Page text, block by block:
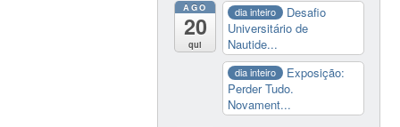
AGO
20
qui
dia inteiro
Desafio
Universitário de
Nautide...
dia inteiro
Exposição:
Perder Tudo.
Novament...